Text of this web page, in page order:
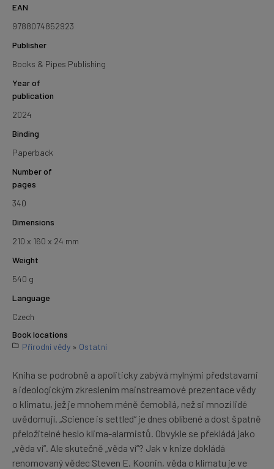
EAN
9788074852923
Publisher
Books & Pipes Publishing
Year of
publication
2024
Binding
Paperback
Number of
pages
340
Dimensions
210 x 160 x 24 mm
Weight
540 g
Language
Czech
Book locations
Přírodní vědy » Ostatní
Kniha se podrobně a apoliticky zabývá mylnými představami
a ideologickým zkreslením mainstreamové prezentace vědy
o klimatu, jež je mnohem méně černobílá, než si mnozí lidé
uvědomují. „Science is settled“ je dnes oblíbené a dost špatně
přeložitelné heslo klima-alarmistů. Obvykle se překládá jako
„věda ví“. Ale skutečně „věda ví“? Jak v knize dokládá
renomovaný vědec Steven E. Koonin, věda o klimatu je ve